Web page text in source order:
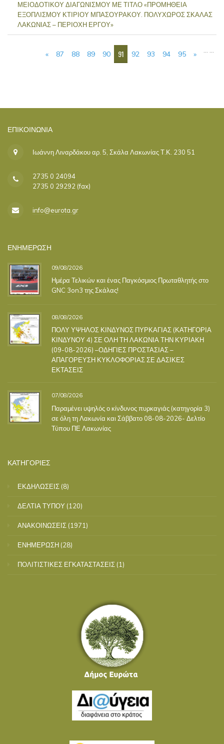
ΜΕΙΟΔΟΤΙΚΟΥ ΔΙΑΓΩΝΙΣΜΟΥ ΜΕ ΤΙΤΛΟ «ΠΡΟΜΗΘΕΙΑ
ΕΞΟΠΛΙΣΜΟΥ ΚΤΙΡΙΟΥ ΜΠΑΣΟΥΡΑΚΟΥ. ΠΟΛΥΧΩΡΟΣ ΣΚΑΛΑΣ
ΛΑΚΩΝΙΑΣ – ΠΕΡΙΟΧΗ ΕΡΓΟΥ»
« 87 88 89 90 91 92 93 94 95 »
ΕΠΙΚΟΙΝΩΝΊΑ
Ιωάννη Λιναρδάκου αρ. 5, Σκάλα Λακωνίας Τ.Κ. 230 51
2735 0 24094
2735 0 29292 (fax)
info@eurota.gr
ΕΝΗΜΕΡΩΣΗ
09/08/2026
Ημέρα Τελικών και ένας Παγκόσμιος Πρωταθλητής στο
GNC 3on3 της Σκάλας!
08/08/2026
ΠΟΛΥ ΥΨΗΛΟΣ ΚΙΝΔΥΝΟΣ ΠΥΡΚΑΓΙΑΣ (ΚΑΤΗΓΟΡΙΑ
ΚΙΝΔΥΝΟΥ 4) ΣΕ ΟΛΗ ΤΗ ΛΑΚΩΝΙΑ ΤΗΝ ΚΥΡΙΑΚΗ
(09-08-2026) –ΟΔΗΓΙΕΣ ΠΡΟΣΤΑΣΙΑΣ –
ΑΠΑΓΟΡΕΥΣΗ ΚΥΚΛΟΦΟΡΙΑΣ ΣΕ ΔΑΣΙΚΕΣ
ΕΚΤΑΣΕΙΣ
07/08/2026
Παραμένει υψηλός ο κίνδυνος πυρκαγιάς (κατηγορία 3)
σε όλη τη Λακωνία και Σάββατο 08-08-2026- Δελτίο
Τύπου ΠΕ Λακωνίας
ΚΑΤΗΓΟΡΙΕΣ
ΕΚΔΗΛΩΣΕΙΣ (8)
ΔΕΛΤΙΑ ΤΥΠΟΥ (120)
ΑΝΑΚΟΙΝΩΣΕΙΣ (1971)
ΕΝΗΜΕΡΩΣΗ (28)
ΠΟΛΙΤΙΣΤΙΚΕΣ ΕΓΚΑΤΑΣΤΑΣΕΙΣ (1)